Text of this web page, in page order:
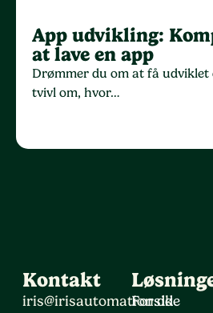
App udvikling:
at lave en app
Drømmer du om at få udviklet
tvivl om, hvor…
Kontakt
iris@irisautomation.dk
Forside